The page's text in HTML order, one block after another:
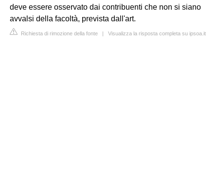
deve essere osservato dai contribuenti che non si siano
avvalsi della facoltà, prevista dall'art.
Richiesta di rimozione della fonte | Visualizza la risposta completa su ipsoa.it